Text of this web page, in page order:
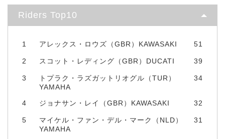
Riders Top10
1 アレックス・ロウズ（GBR）KAWASAKI 51
2 スコット・レディング（GBR）DUCATI 39
3
トプラク・ラズガットリオグル（TUR）
YAMAHA
34
4 ジョナサン・レイ（GBR）KAWASAKI 32
5
マイケル・ファン・デル・マーク（NLD）
YAMAHA
31